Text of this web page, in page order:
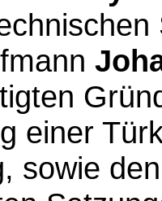
einer
sowie